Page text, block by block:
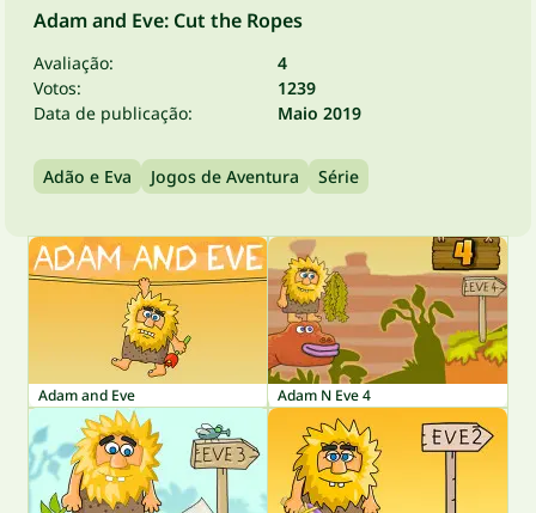
Adam and Eve: Cut the Ropes
Avaliação:
4
Votos:
1239
Data de publicação:
Maio 2019
Adão e Eva Jogos de Aventura Série
Adam and Eve Adam N Eve 4